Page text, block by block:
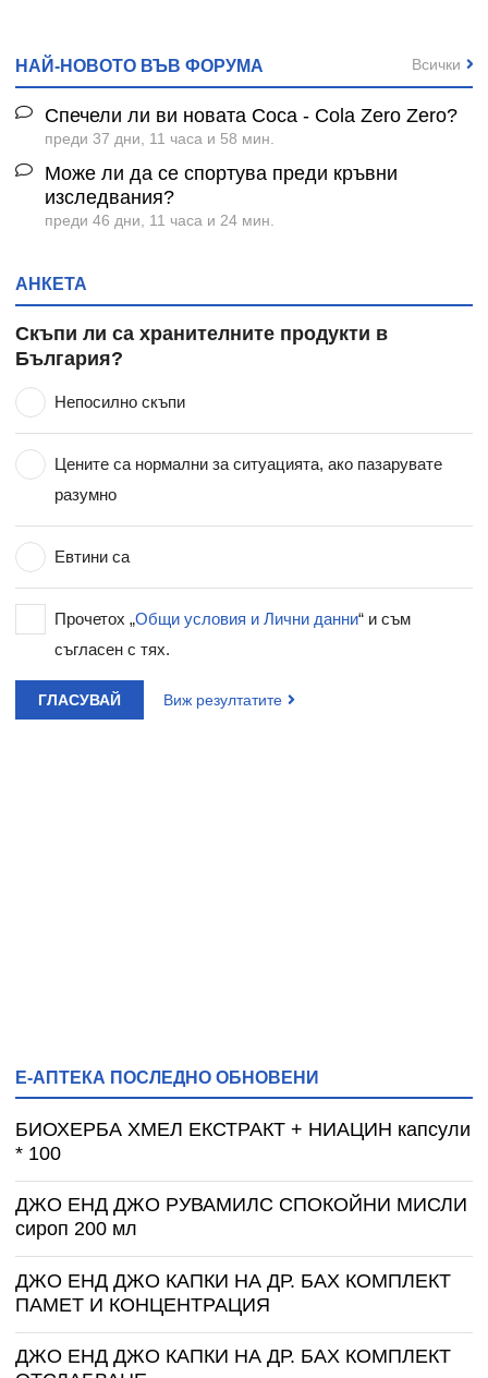
НАЙ-НОВОТО ВЪВ ФОРУМА
Спечели ли ви новата Coca - Cola Zero Zero?
преди 37 дни, 11 часа и 58 мин.
Може ли да се спортува преди кръвни
изследвания?
преди 46 дни, 11 часа и 24 мин.
Всички
АНКЕТА
Скъпи ли са хранителните продукти в
България?
Непосилно скъпи
Цените са нормални за ситуацията, ако пазарувате
разумно
Евтини са
Прочетох „Общи условия и Лични данни“ и съм
съгласен с тях.
ГЛАСУВАЙ Виж резултатите
Е-АПТЕКА ПОСЛЕДНО ОБНОВЕНИ
БИОХЕРБА ХМЕЛ ЕКСТРАКТ + НИАЦИН капсули
* 100
ДЖО ЕНД ДЖО РУВАМИЛС СПОКОЙНИ МИСЛИ
сироп 200 мл
ДЖО ЕНД ДЖО КАПКИ НА ДР. БАХ КОМПЛЕКТ
ПАМЕТ И КОНЦЕНТРАЦИЯ
ДЖО ЕНД ДЖО КАПКИ НА ДР. БАХ КОМПЛЕКТ